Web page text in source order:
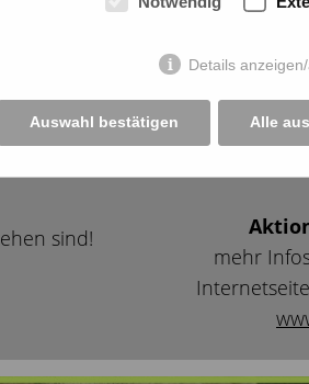
sind!
mehr
Details
Auswahl bestätigen Alle